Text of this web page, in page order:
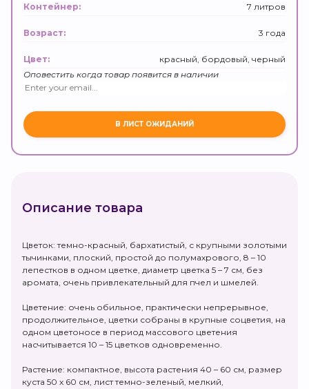
Контейнер: 7 литров
Возраст: 3 года
Цвет:
красный, бордовый, черный
Оповестить когда товар появится в наличии
Описание товара
Цветок: темно-красный, бархатистый, с крупными золотыми
тычинками, плоский, простой до полумахрового, 8 – 10
лепестков в одном цветке, диаметр цветка 5 – 7 см, без
аромата, очень привлекательный для пчел и шмелей.
Цветение: очень обильное, практически непрерывное,
продолжительное, цветки собраны в крупные соцветия, на
одном цветоносе в период массового цветения
насчитывается 10 – 15 цветков одновременно.
Растение: компактное, высота растения 40 – 60 см, размер
куста 50 х 60 см, лист темно-зеленый, мелкий,